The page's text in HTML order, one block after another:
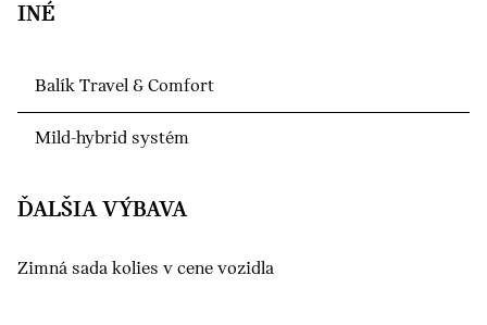
INÉ
Balík Travel & Comfort
Mild-hybrid systém
ĎALŠIA VÝBAVA
Zimná sada kolies v cene vozidla